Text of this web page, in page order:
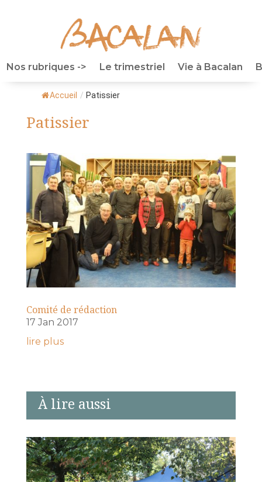
Nos rubriques -> Le trimestriel Vie à Bacalan
Accueil / Patissier
Patissier
Comité de rédaction
17 Jan 2017
lire plus
À lire aussi